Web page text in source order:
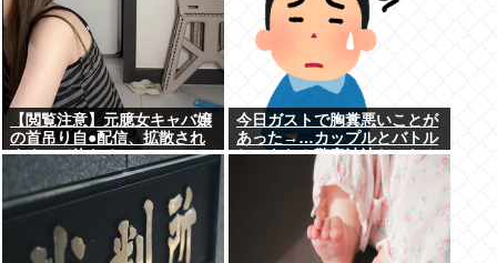
【閲覧注意】元臆女キャバ嬢
の首吊り自●配信、拡散され
まくって終わるwww
今日ガストで胸糞悪いことが
あった→…カップルとバトル
してあわや警察沙汰だったん
だがどっちが悪い？